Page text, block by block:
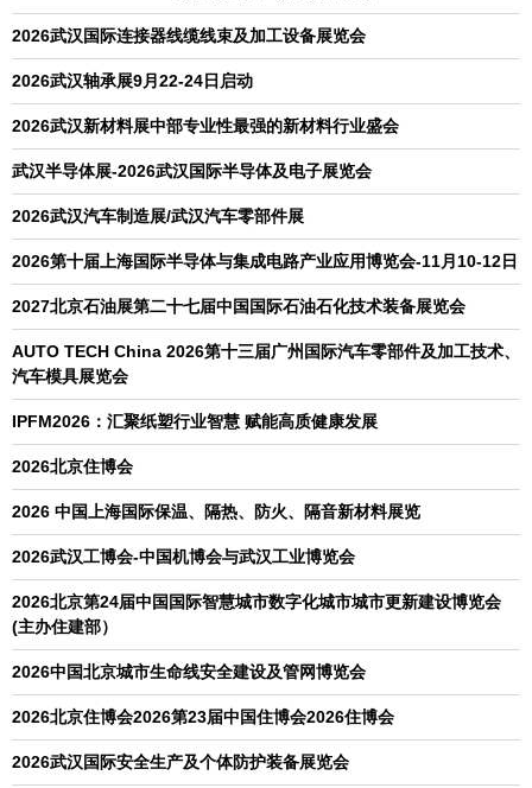
2026武汉国际连接器线缆线束及加工设备展览会
2026武汉轴承展9月22-24日启动
2026武汉新材料展中部专业性最强的新材料行业盛会
武汉半导体展-2026武汉国际半导体及电子展览会
2026武汉汽车制造展/武汉汽车零部件展
2026第十届上海国际半导体与集成电路产业应用博览会-11月10-12日
2027北京石油展第二十七届中国国际石油石化技术装备展览会
AUTO TECH China 2026第十三届广州国际汽车零部件及加工技术、
汽车模具展览会
IPFM2026：汇聚纸塑行业智慧 赋能高质健康发展
2026北京住博会
2026 中国上海国际保温、隔热、防火、隔音新材料展览
2026武汉工博会-中国机博会与武汉工业博览会
2026北京第24届中国国际智慧城市数字化城市城市更新建设博览会
(主办住建部）
2026中国北京城市生命线安全建设及管网博览会
2026北京住博会2026第23届中国住博会2026住博会
2026武汉国际安全生产及个体防护装备展览会